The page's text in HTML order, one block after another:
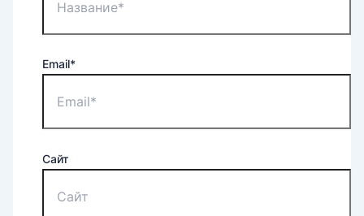
Email*
Сайт